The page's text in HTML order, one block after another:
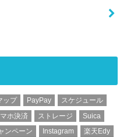
ップ PayPay
スケジュール
ホ決済 ストレージ
Suica
ンペーン Instagram
楽天Edy